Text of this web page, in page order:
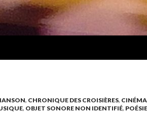
, CHRONIQUE DES CROISIÈRES, CINÉMA
, OBJET SONORE NON IDENTIFIÉ, POÉSIE